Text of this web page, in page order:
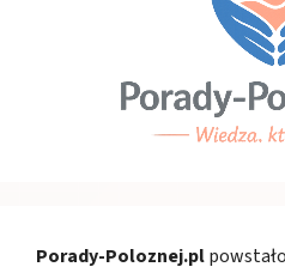
Porady-Poloznej.pl